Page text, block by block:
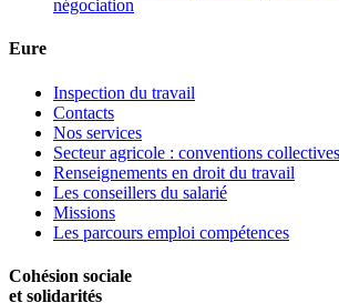
négociation
Eure
Inspection du travail
Contacts
Nos services
Secteur agricole : conventions
Renseignements en droit du travail
Les conseillers du salarié
Missions
Les parcours emploi compétences
Cohésion sociale
et solidarités